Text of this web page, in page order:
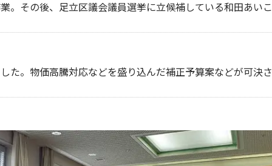
。その後、足立区議会議員選挙に立候補している和田あいこ
た。物価高騰対応などを盛り込んだ補正予算案などが可決さ